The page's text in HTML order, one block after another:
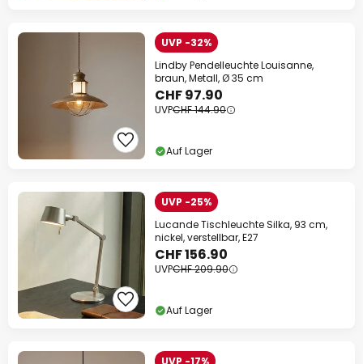
UVP -32%
Lindby Pendelleuchte Louisanne,
braun, Metall, Ø 35 cm
CHF 97.90
UVPCHF 144.90
Auf Lager
UVP -25%
Lucande Tischleuchte Silka, 93 cm,
nickel, verstellbar, E27
CHF 156.90
UVPCHF 209.90
Auf Lager